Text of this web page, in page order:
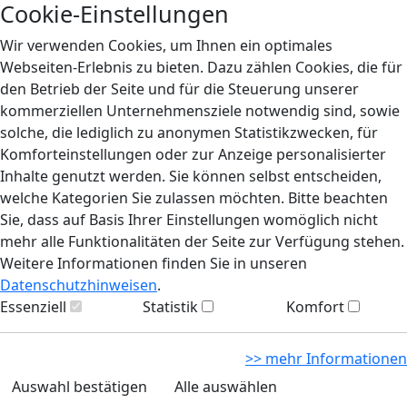
Cookie-Einstellungen
Wir verwenden Cookies, um Ihnen ein optimales
Webseiten-Erlebnis zu bieten. Dazu zählen Cookies, die für
den Betrieb der Seite und für die Steuerung unserer
kommerziellen Unternehmensziele notwendig sind, sowie
solche, die lediglich zu anonymen Statistikzwecken, für
Komforteinstellungen oder zur Anzeige personalisierter
Inhalte genutzt werden. Sie können selbst entscheiden,
welche Kategorien Sie zulassen möchten. Bitte beachten
Sie, dass auf Basis Ihrer Einstellungen womöglich nicht
mehr alle Funktionalitäten der Seite zur Verfügung stehen.
Weitere Informationen finden Sie in unseren
Datenschutzhinweisen.
Essenziell
Statistik Komfort
>> mehr Informationen
Auswahl bestätigen
Alle auswählen